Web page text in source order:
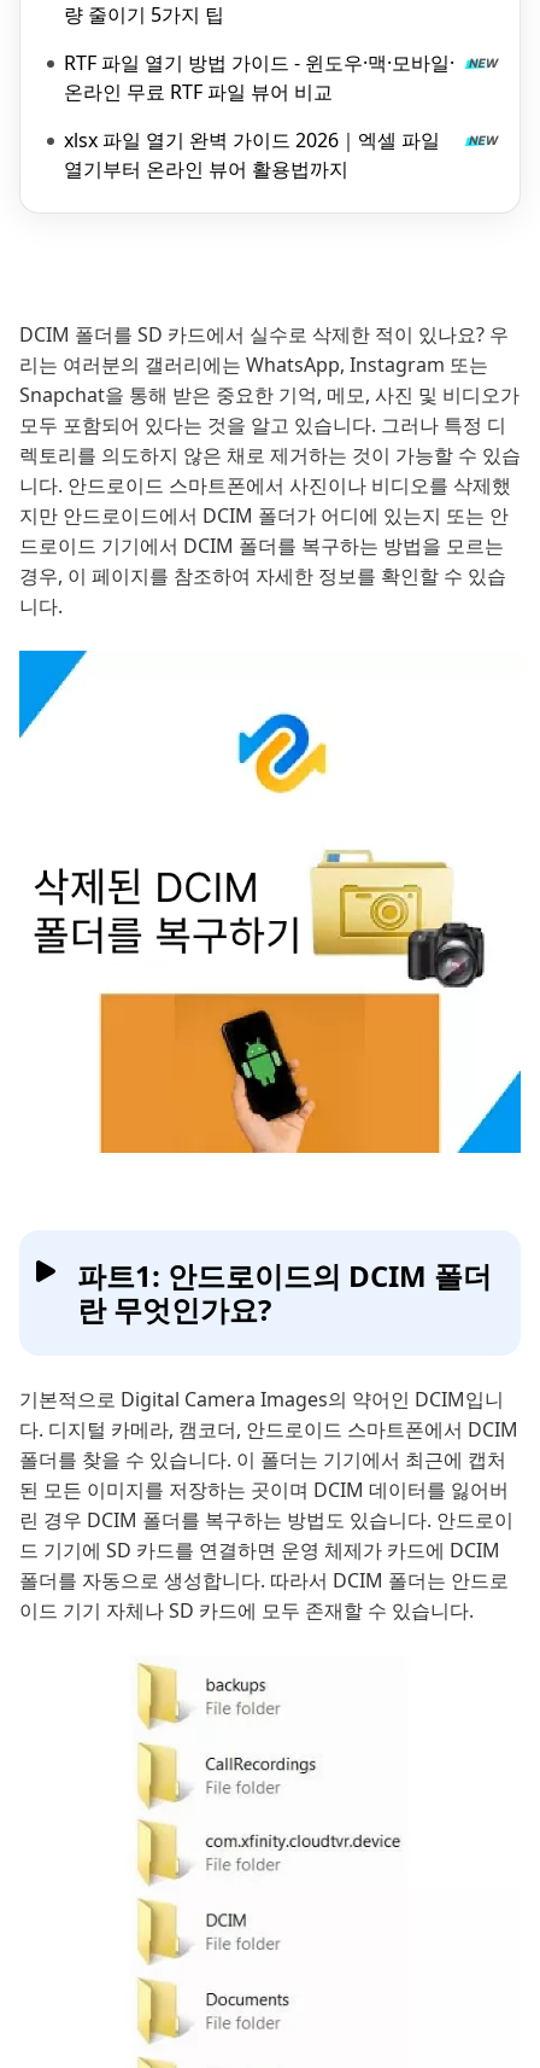
량 줄이기 5가지 팁
RTF 파일 열기 방법 가이드 - 윈도우·맥·모바일·
온라인 무료 RTF 파일 뷰어 비교
xlsx 파일 열기 완벽 가이드 2026｜엑셀 파일
열기부터 온라인 뷰어 활용법까지
DCIM 폴더를 SD 카드에서 실수로 삭제한 적이 있나요? 우
리는 여러분의 갤러리에는 WhatsApp, Instagram 또는
Snapchat을 통해 받은 중요한 기억, 메모, 사진 및 비디오가
모두 포함되어 있다는 것을 알고 있습니다. 그러나 특정 디
렉토리를 의도하지 않은 채로 제거하는 것이 가능할 수 있습
니다. 안드로이드 스마트폰에서 사진이나 비디오를 삭제했
지만 안드로이드에서 DCIM 폴더가 어디에 있는지 또는 안
드로이드 기기에서 DCIM 폴더를 복구하는 방법을 모르는
경우, 이 페이지를 참조하여 자세한 정보를 확인할 수 있습
니다.
파트1: 안드로이드의 DCIM 폴더
란 무엇인가요?
기본적으로 Digital Camera Images의 약어인 DCIM입니
다. 디지털 카메라, 캠코더, 안드로이드 스마트폰에서 DCIM
폴더를 찾을 수 있습니다. 이 폴더는 기기에서 최근에 캡처
된 모든 이미지를 저장하는 곳이며 DCIM 데이터를 잃어버
린 경우 DCIM 폴더를 복구하는 방법도 있습니다. 안드로이
드 기기에 SD 카드를 연결하면 운영 체제가 카드에 DCIM
폴더를 자동으로 생성합니다. 따라서 DCIM 폴더는 안드로
이드 기기 자체나 SD 카드에 모두 존재할 수 있습니다.